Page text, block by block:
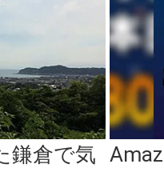
鎌倉で気